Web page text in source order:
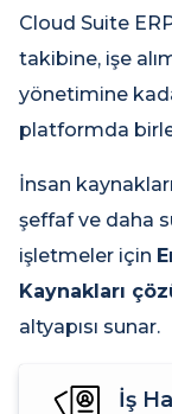
Cloud Suite
takibine, işe
yönetimine
platformda
İnsan
şeffaf ve daha
işletmeler için
Kaynakları
altyapısı sunar.
İş